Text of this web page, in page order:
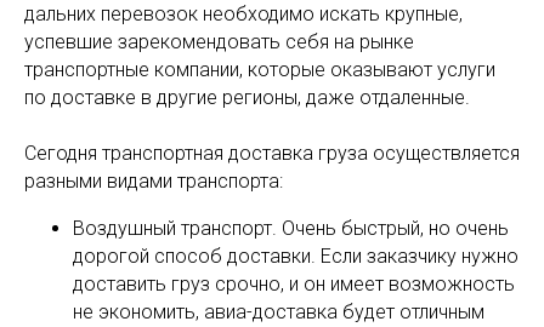
дальних перевозок необходимо искать крупные,
успевшие зарекомендовать себя на рынке
транспортные компании, которые оказывают услуги
по доставке в другие регионы, даже отдаленные.
Сегодня транспортная доставка груза осуществляется
разными видами транспорта:
Воздушный транспорт. Очень быстрый, но очень
дорогой способ доставки. Если заказчику нужно
доставить груз срочно, и он имеет возможность
не экономить, авиа-доставка будет отличным